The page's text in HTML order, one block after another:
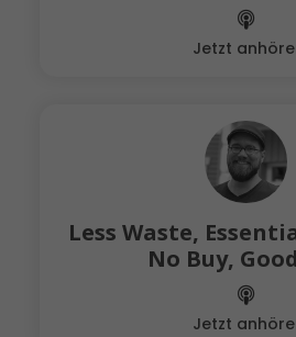
Jetzt
Less Waste,
No Buy,
Jetzt